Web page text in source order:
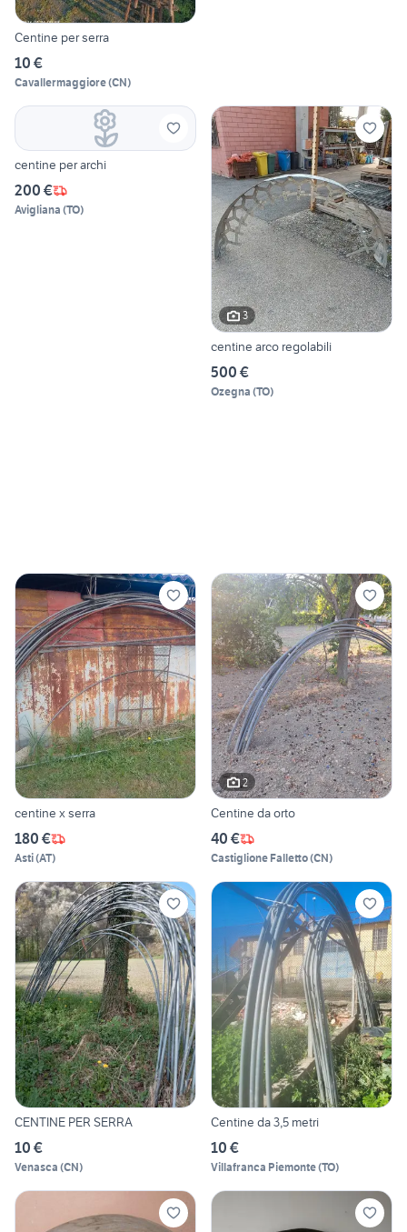
Centine per serra
10 €
Cavallermaggiore(CN)
centine per archi
200 €
Avigliana (TO)
3
centine arco regolabili
500 €
Ozegna (TO)
centine x serra
180 €
Asti(AT)
2
Centine da orto
40 €
Castiglione Falletto(CN)
CENTINE PER SERRA
10 €
Venasca (CN)
Centine da 3,5 metri
10 €
Villafranca Piemonte(TO)